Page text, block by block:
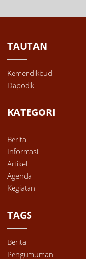
TAUTAN
Kemendikbud
Dapodik
KATEGORI
Berita
Informasi
Artikel
Agenda
Kegiatan
TAGS
Berita
Pengumuman